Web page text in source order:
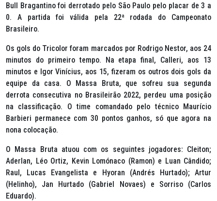
Bull Bragantino foi derrotado pelo São Paulo pelo placar de 3 a
0. A partida foi válida pela 22ª rodada do Campeonato
Brasileiro.
Os gols do Tricolor foram marcados por Rodrigo Nestor, aos 24
minutos do primeiro tempo. Na etapa final, Calleri, aos 13
minutos e Igor Vinícius, aos 15, fizeram os outros dois gols da
equipe da casa. O Massa Bruta, que sofreu sua segunda
derrota consecutiva no Brasileirão 2022, perdeu uma posição
na classificação. O time comandado pelo técnico Maurício
Barbieri permanece com 30 pontos ganhos, só que agora na
nona colocação.
O Massa Bruta atuou com os seguintes jogadores: Cleiton;
Aderlan, Léo Ortiz, Kevin Lomónaco (Ramon) e Luan Cândido;
Raul, Lucas Evangelista e Hyoran (Andrés Hurtado); Artur
(Helinho), Jan Hurtado (Gabriel Novaes) e Sorriso (Carlos
Eduardo).